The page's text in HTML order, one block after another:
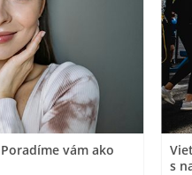
vám ako
s